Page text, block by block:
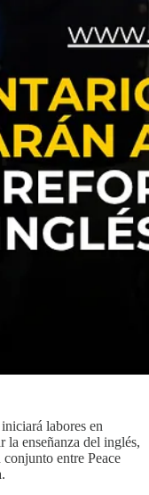
labores en
la enseñanza del inglés,
entre Peace